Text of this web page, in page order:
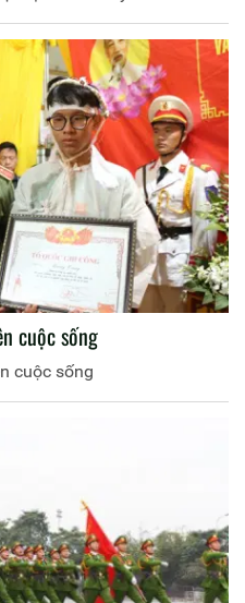
cuộc sống
cuộc sống